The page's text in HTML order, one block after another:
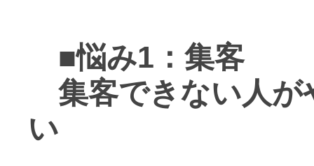
■悩み1：集客
集客できない人が
い